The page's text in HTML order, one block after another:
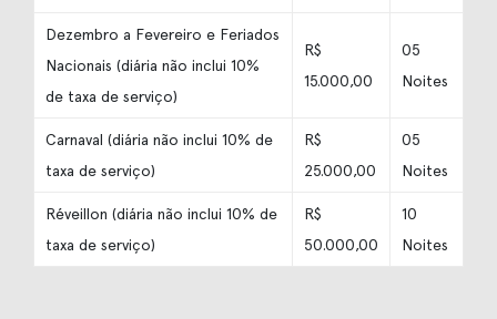
Dezembro a Fevereiro e Feriados
Nacionais (diária não inclui 10%
de taxa de serviço)
R$
15.000,00
05
Noites
Carnaval (diária não inclui 10% de
taxa de serviço)
R$
25.000,00
05
Noites
Réveillon (diária não inclui 10% de
taxa de serviço)
R$
50.000,00
10
Noites